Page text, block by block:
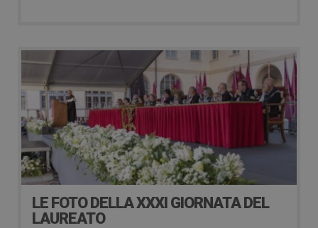
LE FOTO DELLA XXXI GIORNATA DEL
LAUREATO